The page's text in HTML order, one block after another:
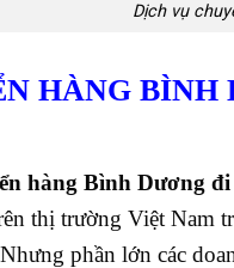
Dịch vụ
HÀNG
hàng Bình Dương
thị trường Việt Nam
phần lớn các